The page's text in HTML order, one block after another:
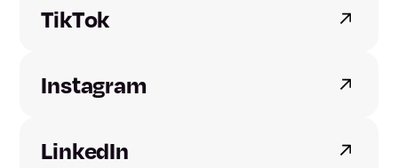
Badajoz
TikTok
Instagram
LinkedIn